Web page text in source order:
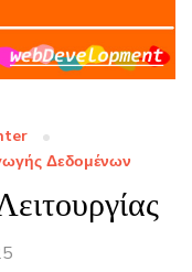
Δεδομένων